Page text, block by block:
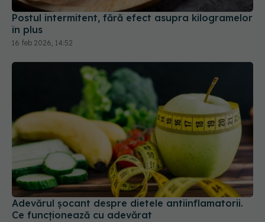
Postul intermitent, fără efect asupra kilogramelor
în plus
16 feb 2026, 14:52
Adevărul șocant despre dietele antiinflamatorii.
Ce funcționează cu adevărat